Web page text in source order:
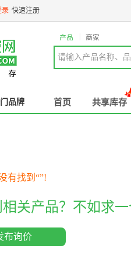
录 快速注册
产品 商家
请输入产品名称、
品牌 首页 共享库存
有找到“”!
关产品？不如求
布询价